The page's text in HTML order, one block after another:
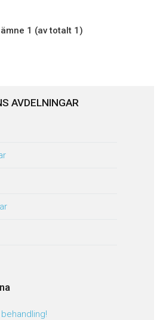
1 (av totalt 1)
AVDELNINGAR